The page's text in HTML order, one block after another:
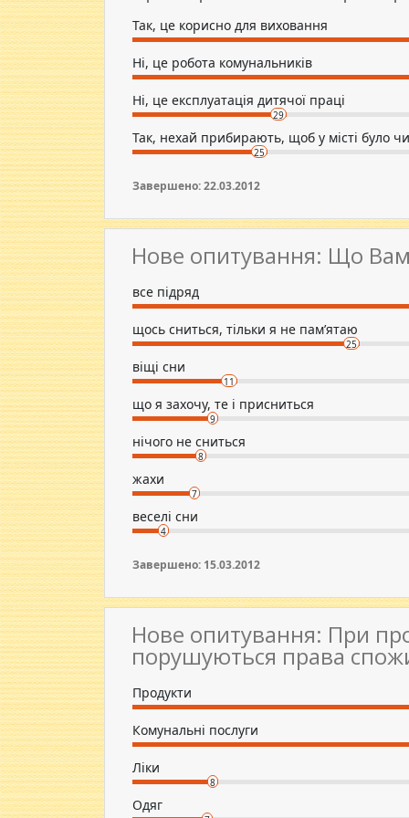
Завершено: 22.03.2012
Так, це корисно для виховання
Ні, це робота комунальників
Ні, це експлуатація дитячої праці
29
Так, нехай прибирають, щоб у місті було
25
Завершено: 15.03.2012
Нове опитування: Що Вам
все підряд
щось сниться, тільки я не пам’ятаю
25
віщі сни
11
що я захочу, те і присниться
9
нічого не сниться
8
жахи
7
веселі сни
4
Нове опитування: При
порушуються права
Продукти
Комунальні послуги
Ліки
8
Одяг